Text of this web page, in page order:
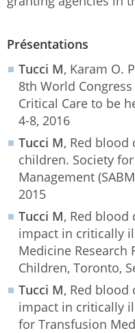
Présentations
Tucci M, Karam O.
8th World
Critical Care to be
4-8, 2016
Tucci M, Red
children. Society
Management
2015
Tucci M, Red blood
impact in critically
Medicine Research
Children, Toronto,
Tucci M, Red blood
impact in critically
for Transfusion